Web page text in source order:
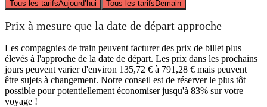
Tous les tarifsAujourd’hui Tous les tarifsDemain
Prix à mesure que la date de départ approche
Les compagnies de train peuvent facturer des prix de billet plus
élevés à l'approche de la date de départ. Les prix dans les prochains
jours peuvent varier d'environ 135,72 € à 791,28 € mais peuvent
être sujets à changement. Notre conseil est de réserver le plus tôt
possible pour potentiellement économiser jusqu'à 83% sur votre
voyage !